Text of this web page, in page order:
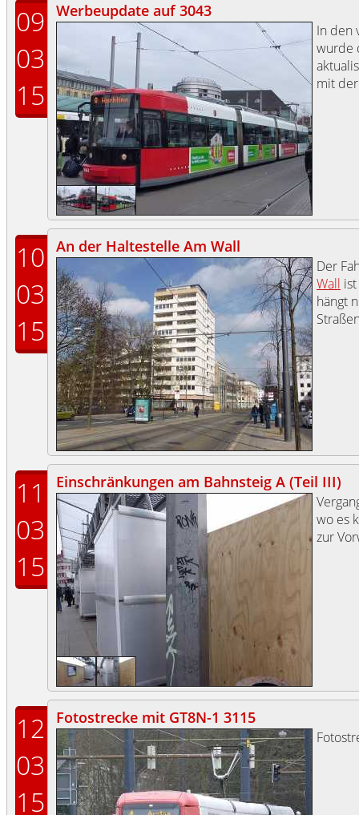
09
03
15
Werbeupdate auf 3043
In den
wurde
mit
10
03
15
An der Haltestelle Am Wall
Der
Wall
hängt
11
03
15
Einschränkungen am Bahnsteig A (Teil III)
wo es
zur
12
03
15
Fotostrecke mit GT8N-1 3115